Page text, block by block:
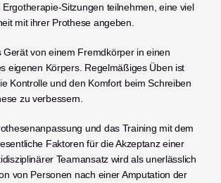
Sitzungen teilnehmen, eine viel
mit ihrer Prothese angeben.
Gerät von einem Fremdkörper in einen
eigenen Körpers. Regelmäßiges Üben ist
Kontrolle und den Komfort beim Schreiben
zu verbessern.
und das Training mit dem
Faktoren für die Akzeptanz einer
Teamansatz wird als unerlässlich
von Personen nach einer Amputation der